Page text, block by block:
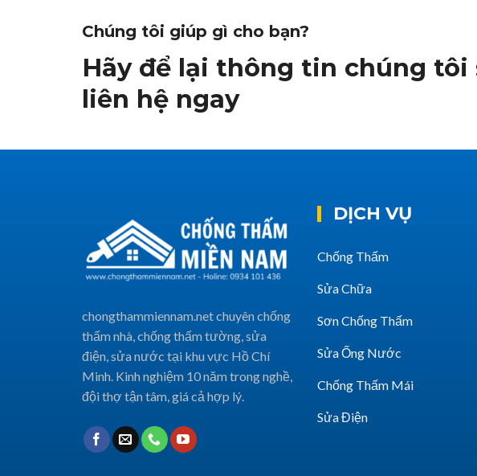
Chúng tôi giúp gì cho bạn?
Hãy để lại thông tin chúng tôi
liên hệ ngay
chongthammiennam.net chuyên chống
thấm nhà, chống thấm tường, sửa
điện, sửa nước tại khu vực Hồ Chí
Minh. Kinh nghiệm 10 năm trong nghề,
đội thợ tận tâm, giá cả hợp lý.
DỊCH VỤ
Chống Thấm
Sửa Chữa
Sơn Chống Thấm
Sửa Ống Nước
Chống Thấm Mái
Sửa Điện